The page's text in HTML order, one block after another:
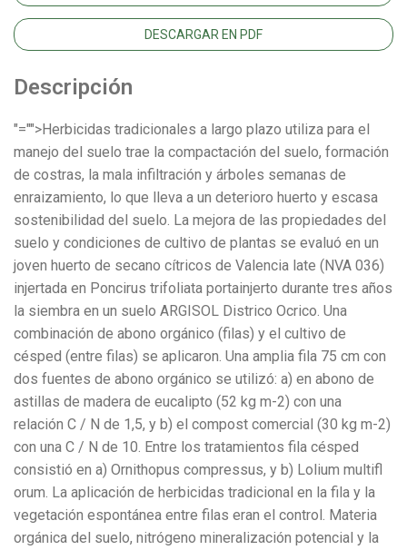
DESCARGAR EN PDF
Descripción
"="">Herbicidas tradicionales a largo plazo utiliza para el
manejo del suelo trae la compactación del suelo, formación
de costras, la mala infiltración y árboles semanas de
enraizamiento, lo que lleva a un deterioro huerto y escasa
sostenibilidad del suelo. La mejora de las propiedades del
suelo y condiciones de cultivo de plantas se evaluó en un
joven huerto de secano cítricos de Valencia late (NVA 036)
injertada en Poncirus trifoliata portainjerto durante tres años
la siembra en un suelo ARGISOL Districo Ocrico. Una
combinación de abono orgánico (filas) y el cultivo de
césped (entre filas) se aplicaron. Una amplia fila 75 cm con
dos fuentes de abono orgánico se utilizó: a) en abono de
astillas de madera de eucalipto (52 kg m-2) con una
relación C / N de 1,5, y b) el compost comercial (30 kg m-2)
con una C / N de 10. Entre los tratamientos fila césped
consistió en a) Ornithopus compressus, y b) Lolium multifl
orum. La aplicación de herbicidas tradicional en la fila y la
vegetación espontánea entre filas eran el control. Materia
orgánica del suelo, nitrógeno mineralización potencial y la